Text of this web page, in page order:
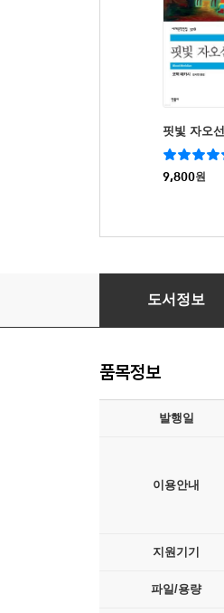
핏빛 자오선
9,800원
모래 사나이
도서정보
품목정보
발행일
이용안내
지원기기
파일/용량